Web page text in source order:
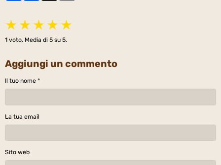
★ ★ ★ ★ ★
1 voto. Media di 5 su 5.
Aggiungi un commento
Il tuo nome
La tua email
Sito web